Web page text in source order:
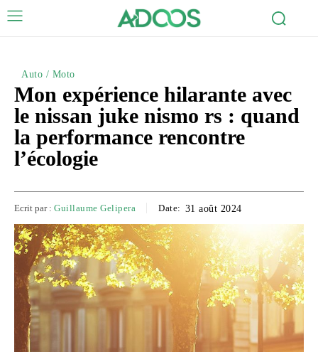
Auto / Moto
Mon expérience hilarante avec
le nissan juke nismo rs : quand
la performance rencontre
l’écologie
Ecrit par : Guillaume Gelipera Date: 31 août 2024